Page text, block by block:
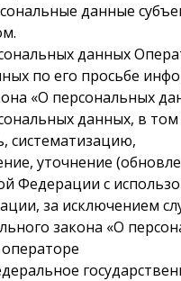
данные
данных
по его просьбе
«О персональных
данных, в
систематизацию,
уточнение
Федерации с
за исключением
закона «О